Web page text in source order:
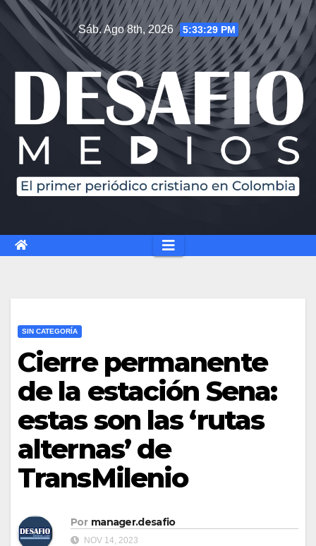
Sáb. Ago 8th, 2026 5:33:30 PM
SIN CATEGORÍA
Cierre permanente
de la estación Sena:
estas son las ‘rutas
alternas’ de
TransMilenio
Por manager.desafio
NOV 14, 2023